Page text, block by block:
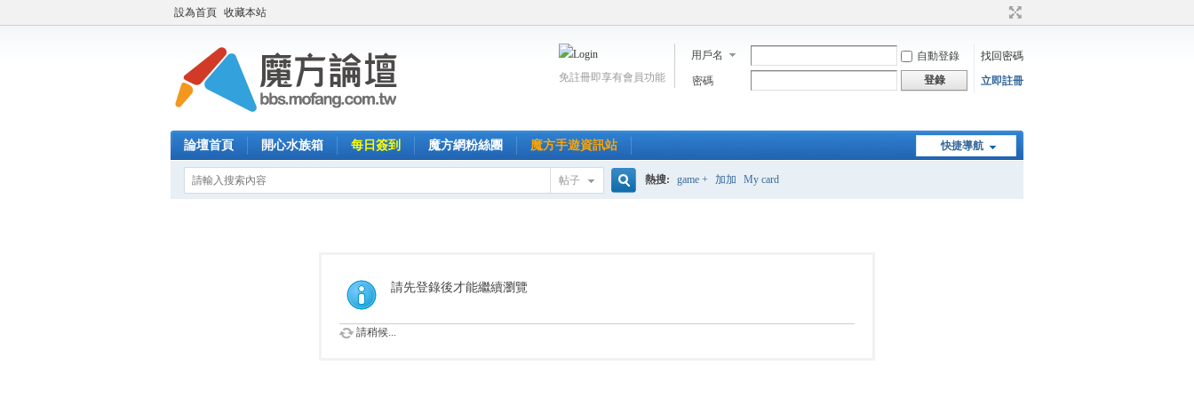
設為首頁 收藏本站
用戶名 自動登錄
找回密碼
密碼
登錄 立即註冊
免註冊即享有會員功能
快捷導航
論壇首頁 開心水族箱 每日簽到 魔方網粉絲團 魔方手遊資訊站
帖子 熱搜: game + 加加 My card
請先登錄後才能繼續瀏覽
請稍候...